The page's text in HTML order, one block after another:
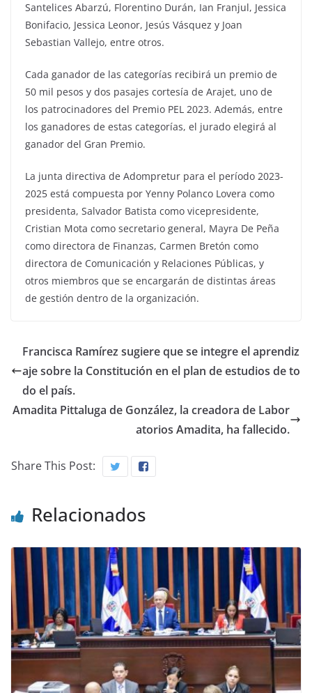
Santelices Abarzú, Florentino Durán, Ian Franjul, Jessica
Bonifacio, Jessica Leonor, Jesús Vásquez y Joan
Sebastian Vallejo, entre otros.
Cada ganador de las categorías recibirá un premio de
50 mil pesos y dos pasajes cortesía de Arajet, uno de
los patrocinadores del Premio PEL 2023. Además, entre
los ganadores de estas categorías, el jurado elegirá al
ganador del Gran Premio.
La junta directiva de Adompretur para el período 2023-
2025 está compuesta por Yenny Polanco Lovera como
presidenta, Salvador Batista como vicepresidente,
Cristian Mota como secretario general, Mayra De Peña
como directora de Finanzas, Carmen Bretón como
directora de Comunicación y Relaciones Públicas, y
otros miembros que se encargarán de distintas áreas
de gestión dentro de la organización.
Francisca Ramírez sugiere que se integre el aprendiz
aje sobre la Constitución en el plan de estudios de to
do el país.
Amadita Pittaluga de González, la creadora de Labor
atorios Amadita, ha fallecido.
Share This Post:
Relacionados